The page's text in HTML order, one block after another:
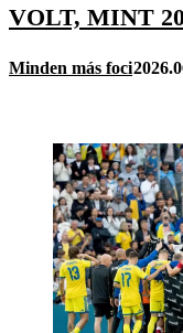
VOLT, MINT
Minden más foci